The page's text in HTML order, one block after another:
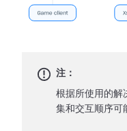
注：
根据所使用的
集和交互顺序可